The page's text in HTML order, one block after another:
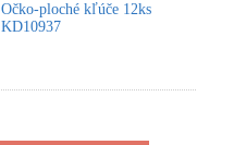
Očko-ploché kľúče 12ks
KD10937